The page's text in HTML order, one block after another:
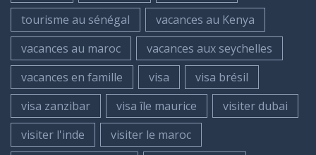
tourisme au sénégal
vacances au Kenya
vacances au maroc
vacances aux seychelles
vacances en famille
visa
visa brésil
visa zanzibar
visa île maurice
visiter dubai
visiter l'inde
visiter le maroc